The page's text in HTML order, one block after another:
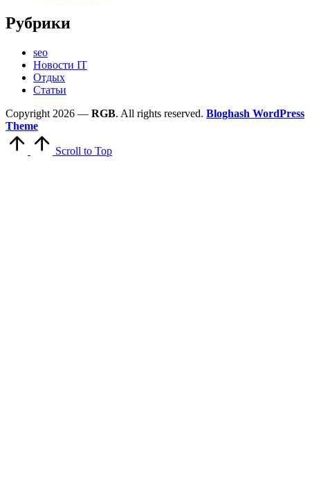
Рубрики
seo
Новости IT
Отдых
Статьи
Copyright 2026 — RGB. All rights reserved. Bloghash WordPress
Theme
Scroll to Top